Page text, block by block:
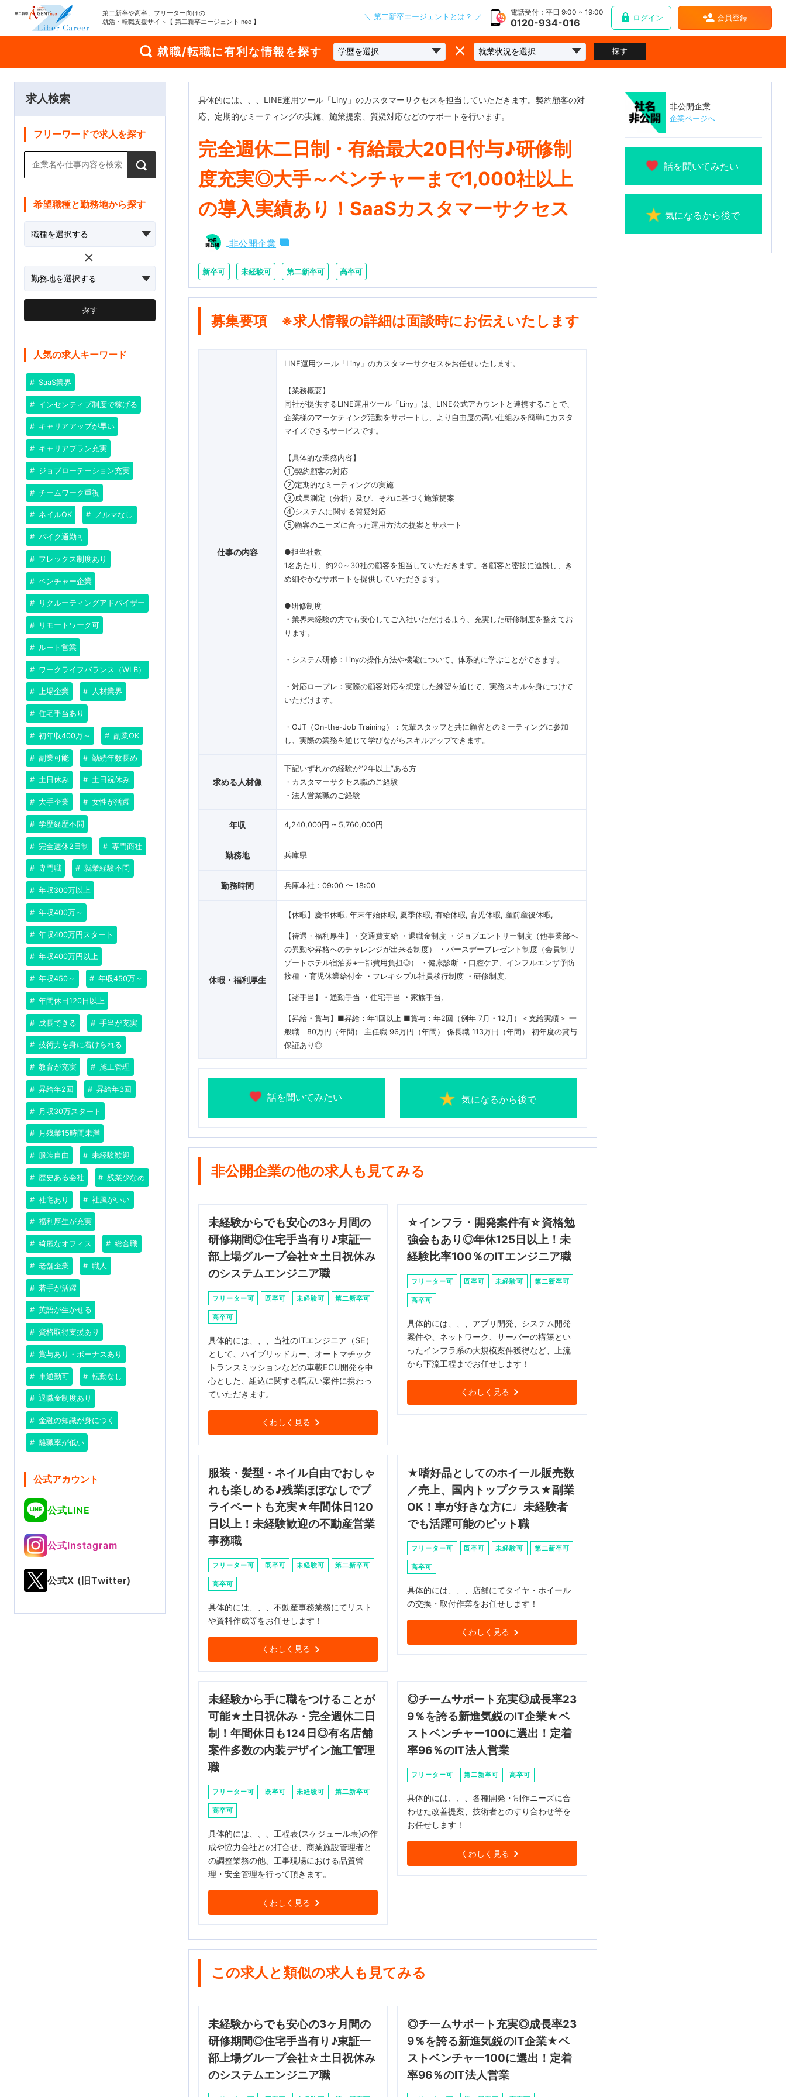
第二新卒や高卒、フリーター向けの
就活・転職支援サイト【 第二新卒エージェント neo 】
＼ 第二新卒エージェントとは？ ／ 電話受付：平日 9:00 ~ 19:00
0120-934-016 ログイン 会員登録
就職/転職に有利な情報を探す 探す
求人検索
フリーワードで求人を探す
希望職種と勤務地から探す
探す
人気の求人キーワード
SaaS業界
インセンティブ制度で稼げる
キャリアアップが早い
キャリアプラン充実
ジョブローテーション充実
チームワーク重視
ネイルOK ノルマなし
バイク通勤可
フレックス制度あり
ベンチャー企業
リクルーティングアドバイザー
リモートワーク可
ルート営業
ワークライフバランス（WLB）
上場企業 人材業界
住宅手当あり
初年収400万～ 副業OK
副業可能 勤続年数長め
土日休み 土日祝休み
大手企業 女性が活躍
学歴経歴不問
完全週休2日制 専門商社
専門職 就業経験不問
年収300万以上
年収400万～
年収400万円スタート
年収400万円以上
年収450～ 年収450万～
年間休日120日以上
成長できる 手当が充実
技術力を身に着けられる
教育が充実 施工管理
昇給年2回 昇給年3回
月収30万スタート
月残業15時間未満
服装自由 未経験歓迎
歴史ある会社 残業少なめ
社宅あり 社風がいい
福利厚生が充実
綺麗なオフィス 総合職
老舗企業 職人
若手が活躍
英語が生かせる
資格取得支援あり
賞与あり・ボーナスあり
車通勤可 転勤なし
退職金制度あり
金融の知識が身につく
離職率が低い
公式アカウント
公式LINE
公式Instagram
公式X (旧Twitter)
具体的には、、、LINE運用ツール「Liny」のカスタマーサクセスを担当していただきます。契約顧客の対
応、定期的なミーティングの実施、施策提案、質疑対応などのサポートを行います。
完全週休二日制・有給最大20日付与♪研修制
度充実◎大手～ベンチャーまで1,000社以上
の導⼊実績あり！SaaSカスタマーサクセス
非公開企業
新卒可 未経験可 第二新卒可 高卒可
募集要項 ※求人情報の詳細は面談時にお伝えいたします
仕事の内容
LINE運用ツール「Liny」のカスタマーサクセスをお任せいたします。
【業務概要】
同社が提供するLINE運用ツール「Liny」は、LINE公式アカウントと連携することで、
企業様のマーケティング活動をサポートし、より自由度の高い仕組みを簡単にカスタ
マイズできるサービスです。
【具体的な業務内容】
①契約顧客の対応
②定期的なミーティングの実施
③成果測定（分析）及び、それに基づく施策提案
④システムに関する質疑対応
⑤顧客のニーズに合った運用方法の提案とサポート
●担当社数
1名あたり、約20～30社の顧客を担当していただきます。各顧客と密接に連携し、き
め細やかなサポートを提供していただきます。
●研修制度
・業界未経験の方でも安心してご入社いただけるよう、充実した研修制度を整えてお
ります。
・システム研修：Linyの操作方法や機能について、体系的に学ぶことができます。
・対応ロープレ：実際の顧客対応を想定した練習を通じて、実務スキルを身につけて
いただけます。
・OJT（On-the-Job Training）：先輩スタッフと共に顧客とのミーティングに参加
し、実際の業務を通じて学びながらスキルアップできます。
求める人材像
下記いずれかの経験が”2年以上”ある方
・カスタマーサクセス職のご経験
・法人営業職のご経験
年収 4,240,000円 ~ 5,760,000円
勤務地 兵庫県
勤務時間 兵庫本社：09:00 〜 18:00
休暇・福利厚生
【休暇】慶弔休暇, 年末年始休暇, 夏季休暇, 有給休暇, 育児休暇, 産前産後休暇
【待遇・福利厚生】・交通費支給 ・退職金制度 ・ジョブエントリー制度（他事業部へ
の異動や昇格へのチャレンジが出来る制度） ・バースデープレゼント制度（会員制リ
ゾートホテル宿泊券+一部費用負担◎） ・健康診断 ・口腔ケア、インフルエンザ予防
接種 ・育児休業給付金 ・フレキシブル社員移⾏制度 ・研修制度
【諸手当】・通勤手当 ・住宅手当 ・家族手当
【昇給・賞与】■昇給：年1回以上 ■賞与：年2回（例年 7月・12月）＜支給実績＞ 一
般職 80万円（年間） 主任職 96万円（年間） 係長職 113万円（年間） 初年度の賞与
保証あり◎
話を聞いてみたい 気になるから後で
非公開企業の他の求人も見てみる
未経験からでも安心の3ヶ月間の
研修期間◎住宅手当有り♪東証一
部上場グループ会社☆土日祝休み
のシステムエンジニア職
フリーター可 既卒可 未経験可 第二新卒可
高卒可
具体的には、、、当社のITエンジニア（SE）
として、ハイブリッドカー、オートマチック
トランスミッションなどの車載ECU開発を中
心とした、組込に関する幅広い案件に携わっ
ていただきます。
くわしく見る
☆インフラ・開発案件有☆資格勉
強会もあり◎年休125日以上！未
経験比率100％のITエンジニア職
フリーター可 既卒可 未経験可 第二新卒可
高卒可
具体的には、、、アプリ開発、システム開発
案件や、ネットワーク、サーバーの構築とい
ったインフラ系の大規模案件獲得など、上流
から下流工程までお任せします！
くわしく見る
服装・髪型・ネイル自由でおしゃ
れも楽しめる♪残業ほぼなしでプ
ライベートも充実★年間休日120
日以上！未経験歓迎の不動産営業
事務職
フリーター可 既卒可 未経験可 第二新卒可
高卒可
具体的には、、、不動産事務業務にてリスト
や資料作成等をお任せします！
くわしく見る
★嗜好品としてのホイール販売数
／売上、国内トップクラス★副業
OK！車が好きな方に♩未経験者
でも活躍可能のピット職
フリーター可 既卒可 未経験可 第二新卒可
高卒可
具体的には、、、店舗にてタイヤ・ホイール
の交換・取付作業をお任せします！
くわしく見る
未経験から手に職をつけることが
可能★土日祝休み・完全週休二日
制！年間休日も124日◎有名店舗
案件多数の内装デザイン施工管理
職
フリーター可 既卒可 未経験可 第二新卒可
高卒可
具体的には、、、工程表(スケジュール表)の作
成や協力会社との打合せ、商業施設管理者と
の調整業務の他、工事現場における品質管
理・安全管理を行って頂きます。
くわしく見る
◎チームサポート充実◎成長率23
9％を誇る新進気鋭のIT企業★ベ
ストベンチャー100に選出！定着
率96％のIT法人営業
フリーター可 第二新卒可 高卒可
具体的には、、、各種開発・制作ニーズに合
わせた改善提案、技術者とのすり合わせ等を
お任せします！
くわしく見る
この求人と類似の求人も見てみる
未経験からでも安心の3ヶ月間の
研修期間◎住宅手当有り♪東証一
部上場グループ会社☆土日祝休み
のシステムエンジニア職
◎チームサポート充実◎成長率23
9％を誇る新進気鋭のIT企業★ベ
ストベンチャー100に選出！定着
率96％のIT法人営業
非公開企業
企業ページへ
話を聞いてみたい
気になるから後で